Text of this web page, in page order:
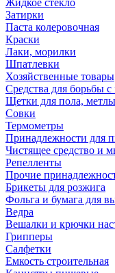
Жидкое стекло
Затирки
Паста колеровочная
Краски
Лаки, морилки
Шпатлевки
Хозяйственные товары
Средства для борьбы
Щетки для пола, метлы
Совки
Термометры
Принадлежности для
Чистящее средство и
Репелленты
Прочие
Брикеты для розжига
Фольга и бумага для
Ведра
Вешалки и крючки
Грипперы
Салфетки
Емкость строительная